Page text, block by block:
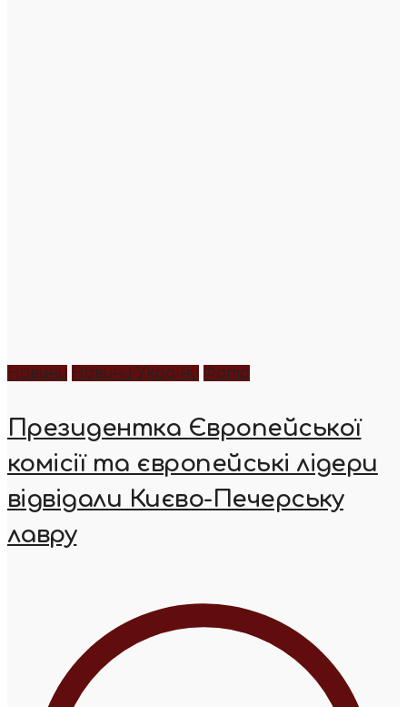
Новини Новини України Фото
Президентка Європейської
комісії та європейські лідери
відвідали Києво-Печерську
лавру